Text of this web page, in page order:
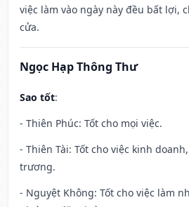
việc làm vào ngày này đều bất lợi,
cửa.
Ngọc Hạp Thông Thư
Sao tốt:
- Thiên Phúc: Tốt cho mọi việc.
- Thiên Tài: Tốt cho việc kinh
trương.
- Nguyệt Không: Tốt cho việc làm